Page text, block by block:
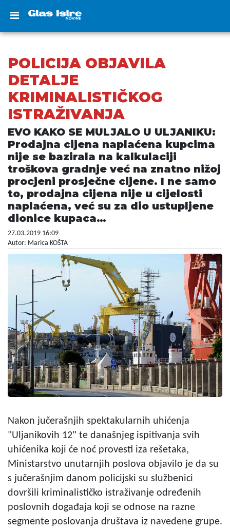
POLICIJA OBJAVILA
DETALJE
KRIMINALISTIČKOG
ISTRAŽIVANJA
EVO KAKO SE MULJALO U ULJANIKU:
Prodajna cijena naplaćena kupcima
nije se bazirala na kalkulaciji
troškova gradnje već na znatno nižoj
procjeni prosječne cijene. I ne samo
to, prodajna cijena nije u cijelosti
naplaćena, već su za dio ustupljene
dionice kupaca…
27.03.2019 16:09
Autor: Marica KOŠTA
Nakon jučerašnjih spektakularnih uhićenja
"Uljanikovih 12" te današnjeg ispitivanja svih
uhićenika koji će noć provesti iza rešetaka,
Ministarstvo unutarnjih poslova objavilo je da su
s jučerašnjim danom policijski su službenici
dovršili kriminalističko istraživanje određenih
poslovnih događaja koji se odnose na razne
segmente poslovanja društava iz navedene grupe.